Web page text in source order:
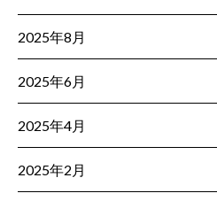
2025年8月
2025年6月
2025年4月
2025年2月